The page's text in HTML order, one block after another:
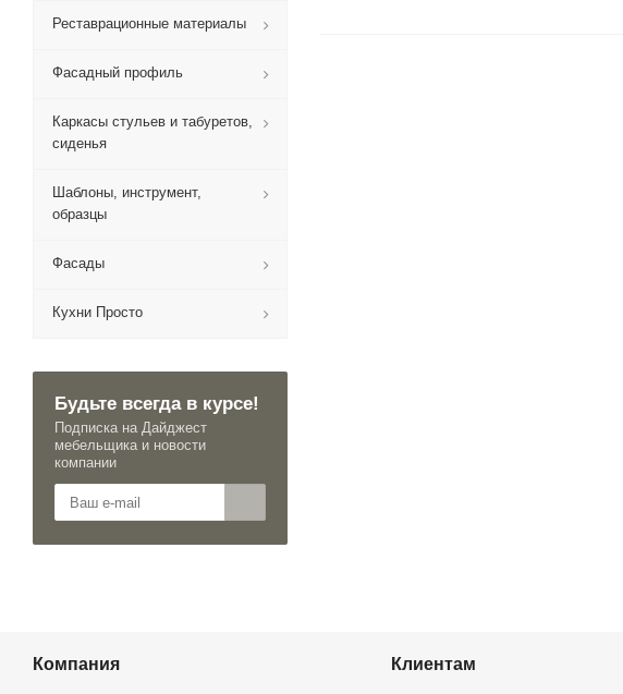
Реставрационные материалы
Фасадный профиль
Каркасы стульев и табуретов,
сиденья
Шаблоны, инструмент,
образцы
Фасады
Кухни Просто
Будьте всегда в курсе!
Подписка на Дайджест
мебельщика и новости
компании
Компания Клиентам